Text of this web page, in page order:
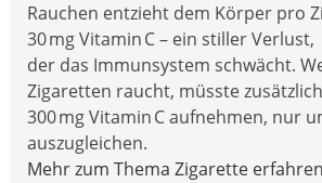
Rauchen entzieht dem Körper pro
30 mg Vitamin C – ein stiller Verlust,
der das Immunsystem schwächt.
Zigaretten raucht, müsste zusätzlich
300 mg Vitamin C aufnehmen, nur
auszugleichen.
Mehr zum Thema Zigarette erfahren